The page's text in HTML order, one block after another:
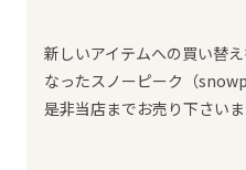
新しいアイテムへの買い替
なったスノーピーク（
是非当店までお売り下さいま